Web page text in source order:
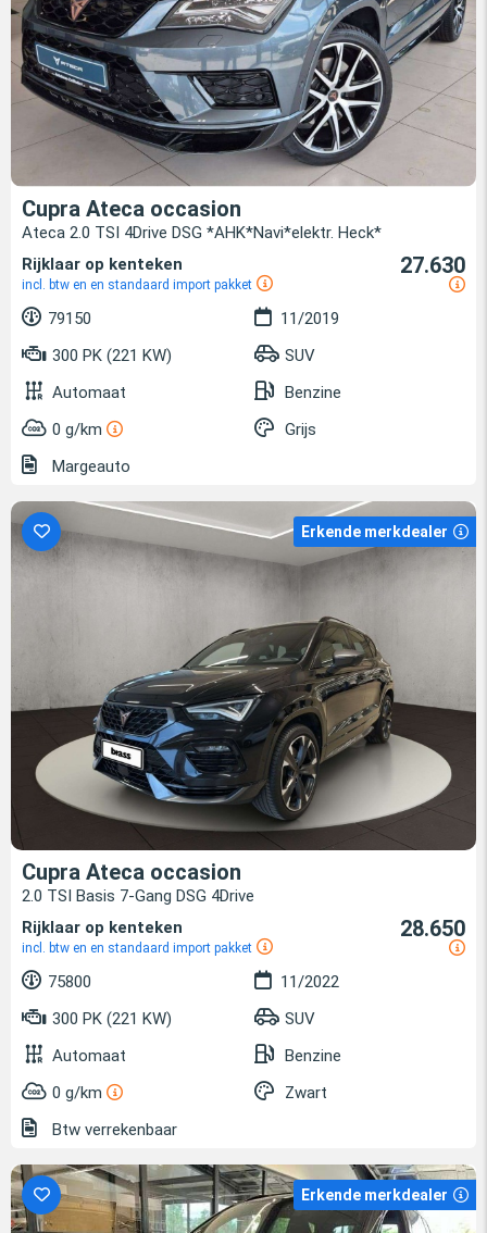
Cupra Ateca occasion
Ateca 2.0 TSI 4Drive DSG *AHK*Navi*elektr. Heck*
Rijklaar op kenteken
incl. btw en en standaard import pakket
27.630
79150
11/2019
300 PK (221 KW)
SUV
Automaat
Benzine
0 g/km
Grijs
Margeauto
Erkende merkdealer
Cupra Ateca occasion
2.0 TSI Basis 7-Gang DSG 4Drive
Rijklaar op kenteken
incl. btw en en standaard import pakket
28.650
75800
11/2022
300 PK (221 KW)
SUV
Automaat
Benzine
0 g/km
Zwart
Btw verrekenbaar
Erkende merkdealer